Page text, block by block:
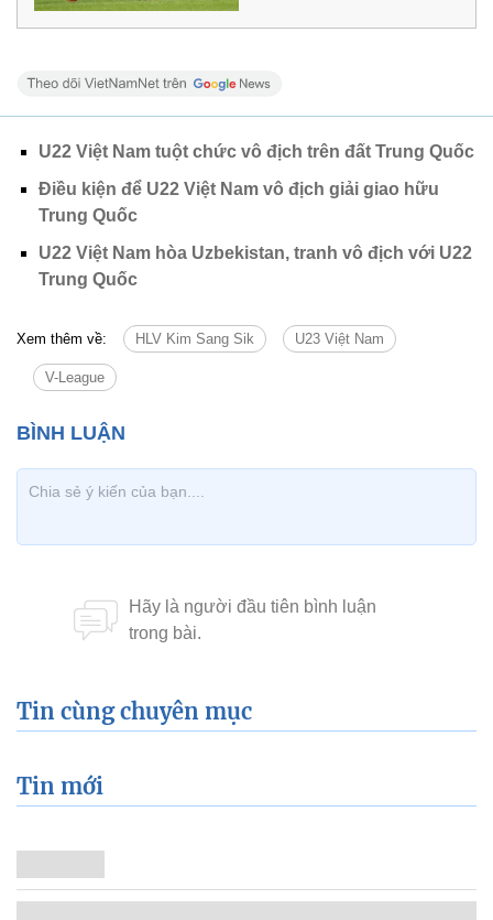
U22 Việt Nam tuột chức vô địch trên đất Trung Quốc
Điều kiện để U22 Việt Nam vô địch giải giao hữu
Trung Quốc
U22 Việt Nam hòa Uzbekistan, tranh vô địch với U22
Trung Quốc
Xem thêm về: HLV Kim Sang Sik U23 Việt Nam
V-League
Tin cùng chuyên mục
Tin mới